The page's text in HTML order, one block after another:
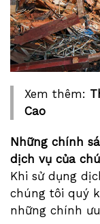
Xem thêm:
Cao
Những chính
dịch vụ của
Khi sử dụng
chúng tôi quý
những chính